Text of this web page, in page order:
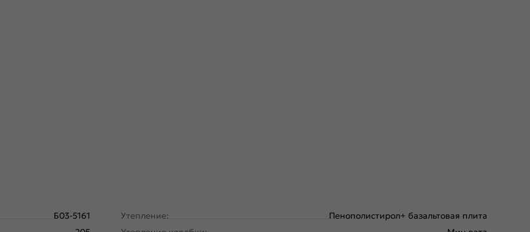
Б03-5161
Утепление:
Пенополистирол+ базальтовая плита